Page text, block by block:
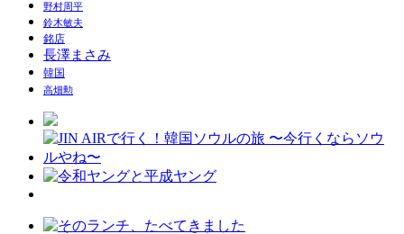
野村周平
鈴木敏夫
銘店
長澤まさみ
韓国
高畑勲